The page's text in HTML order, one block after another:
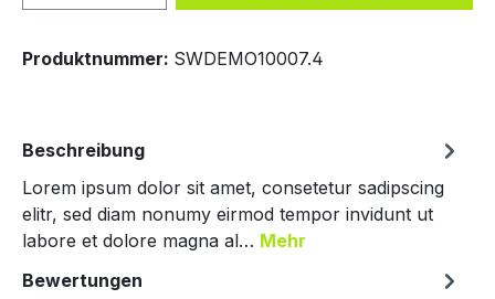
Produktnummer: SWDEMO10007.4
Beschreibung
Lorem ipsum dolor sit amet, consetetur sadipscing
elitr, sed diam nonumy eirmod tempor invidunt ut
labore et dolore magna al… Mehr
Bewertungen